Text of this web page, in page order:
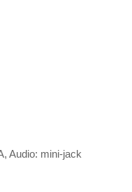
Audio: mini-jack